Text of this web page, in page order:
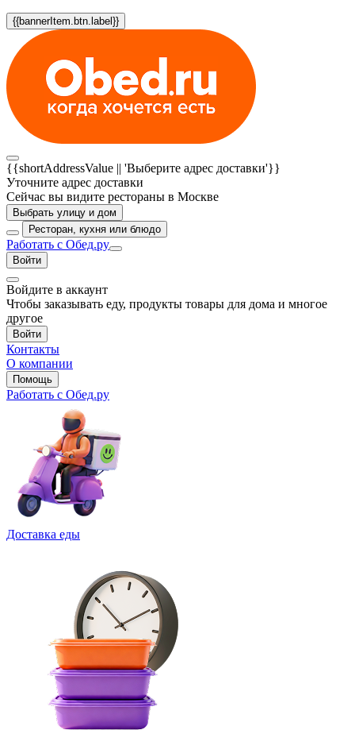
{{bannerItem.btn.label}}
{{shortAddressValue || 'Выберите адрес доставки'}}
Уточните адрес доставки
Сейчас вы видите рестораны в Москве
Выбрать улицу и дом
Ресторан, кухня или блюдо
Работать с Обед.ру
Войти
Войдите в аккаунт
Чтобы заказывать еду, продукты товары для дома и многое
другое
Войти
Контакты
О компании
Помощь
Работать с Обед.ру
Доставка еды